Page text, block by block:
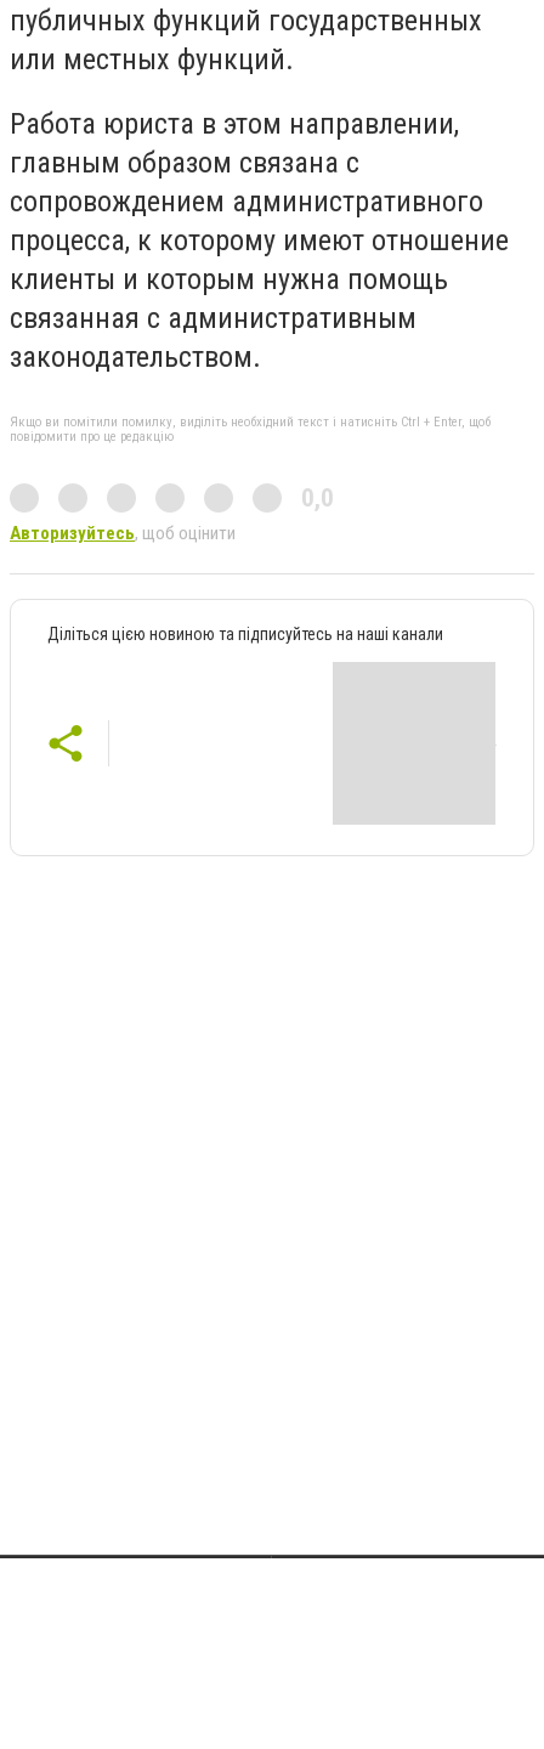
публичных функций государственных
или местных функций.
Работа юриста в этом направлении,
главным образом связана с
сопровождением административного
процесса, к которому имеют отношение
клиенты и которым нужна помощь
связанная с административным
законодательством.
Якщо ви помітили помилку, виділіть необхідний текст і натисніть Ctrl + Enter, щоб
повідомити про це редакцію
0,0
Авторизуйтесь, щоб оцінити
Діліться цією новиною та підписуйтесь на наші канали